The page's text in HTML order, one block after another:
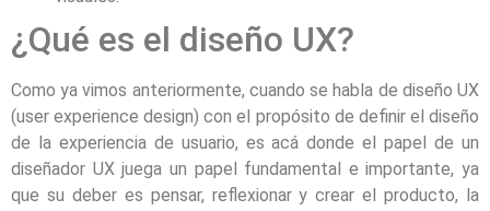
¿Qué es el diseño UX?
Como ya vimos anteriormente, cuando se habla de diseño UX
(user experience design) con el propósito de definir el diseño
de la experiencia de usuario, es acá donde el papel de un
diseñador UX juega un papel fundamental e importante, ya
que su deber es pensar, reflexionar y crear el producto, la